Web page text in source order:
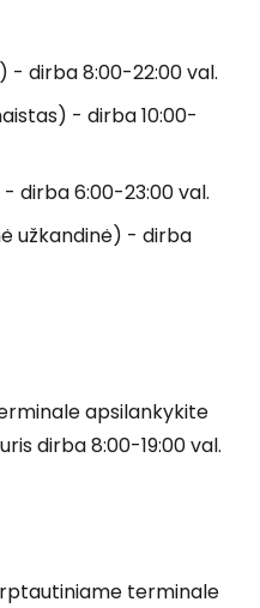
- dirba 8:00-22:00 val.
- dirba 10:00-
dirba 6:00-23:00 val.
užkandinė) - dirba
apsilankykite
dirba 8:00-19:00 val.
terminale